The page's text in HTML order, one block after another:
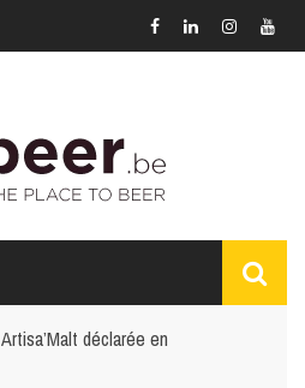
Artisa’Malt déclarée en